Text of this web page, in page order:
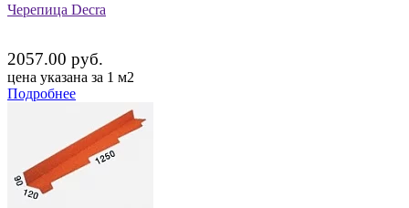
Черепица Decra
2057.00 руб.
цена указана за 1 м2
Подробнее